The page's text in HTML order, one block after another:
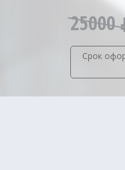
25000
Срок